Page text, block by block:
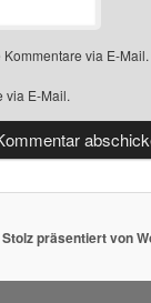
via E-Mail.
via E-Mail.
Stolz präsentiert von